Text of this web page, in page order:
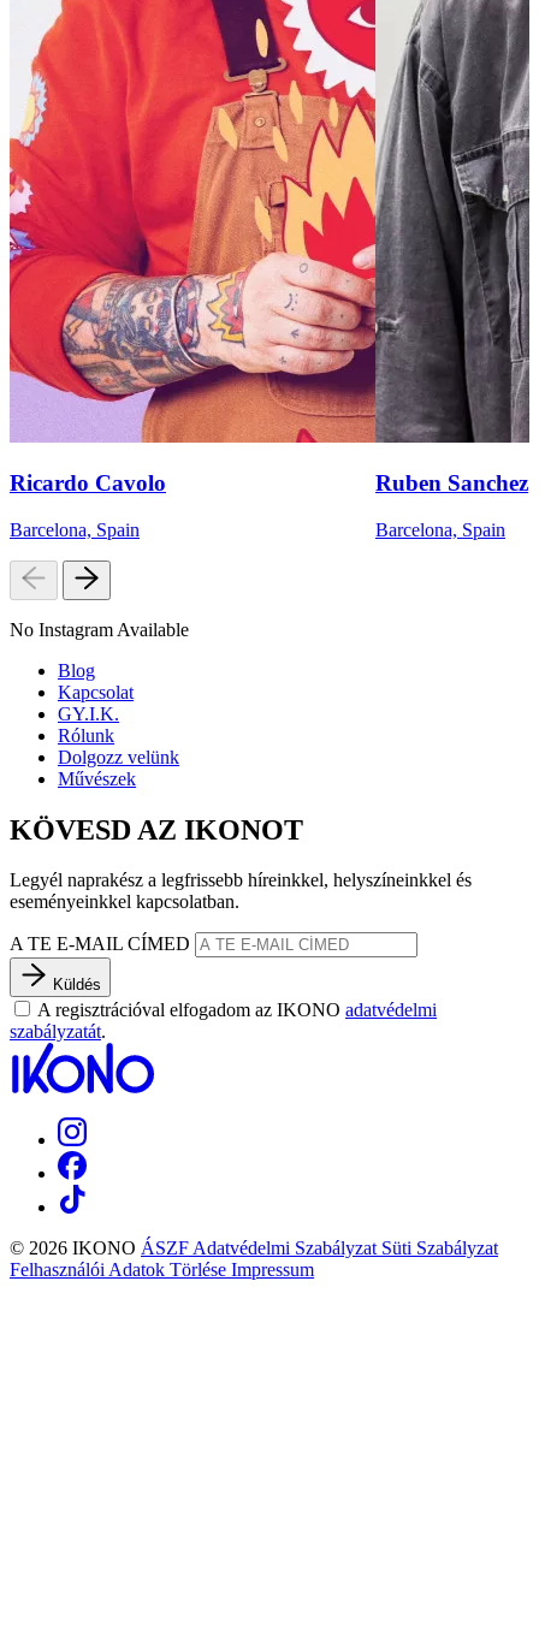
Ricardo Cavolo
Barcelona, Spain
Ruben Sanchez
Barcelona, Spain
No Instagram Available
Blog
Kapcsolat
GY.I.K.
Rólunk
Dolgozz velünk
Művészek
KÖVESD AZ IKONOT
Legyél naprakész a legfrissebb híreinkkel, helyszíneinkkel és
eseményeinkkel kapcsolatban.
A TE E-MAIL CÍMED
Küldés
A regisztrációval elfogadom az IKONO adatvédelmi
szabályzatát.
© 2026 IKONO ÁSZFAdatvédelmi Szabályzat Süti Szabályzat
Felhasználói Adatok Törlése Impressum